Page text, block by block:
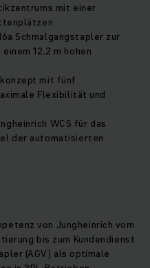
mit einer
Schmalgangstapler zur
12,2 m hohen
mit fünf
Flexibilität und
WCS für das
der automatisierten
von Jungheinrich vom
bis zum Kundendienst
(AGV) als optimale